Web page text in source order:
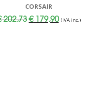
CORSAIR
202,73Il
prezzo
€179,90Il
prezzo
(IVA inc.)